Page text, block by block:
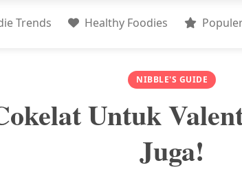
Trends Healthy Foodies
NIBBLE'S GUIDE
Untuk
Juga!